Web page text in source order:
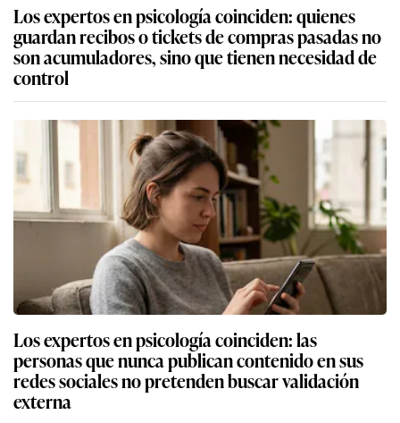
Los expertos en psicología coinciden: quienes
guardan recibos o tickets de compras pasadas no
son acumuladores, sino que tienen necesidad de
control
Los expertos en psicología coinciden: las
personas que nunca publican contenido en sus
redes sociales no pretenden buscar validación
externa